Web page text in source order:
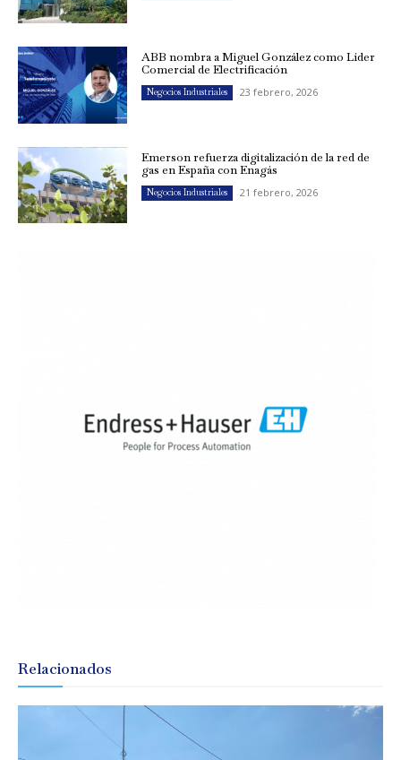
ABB nombra a Miguel González como Líder
Comercial de Electrificación
Negocios Industriales 23 febrero, 2026
Emerson refuerza digitalización de la red de
gas en España con Enagás
Negocios Industriales 21 febrero, 2026
Relacionados